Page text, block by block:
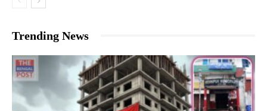
Trending News